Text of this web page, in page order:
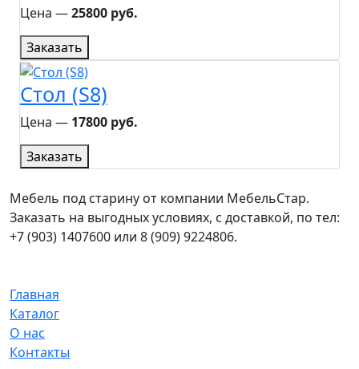
Цена ―25800 руб.
Заказать
Стол (S8)
Цена ― 17800 руб.
Заказать
Мебель под старину от компании МебельСтар.
Заказать на выгодных условиях, с доставкой, по тел:
+7 (903) 1407600 или 8 (909) 9224806.
Главная
Каталог
О нас
Контакты